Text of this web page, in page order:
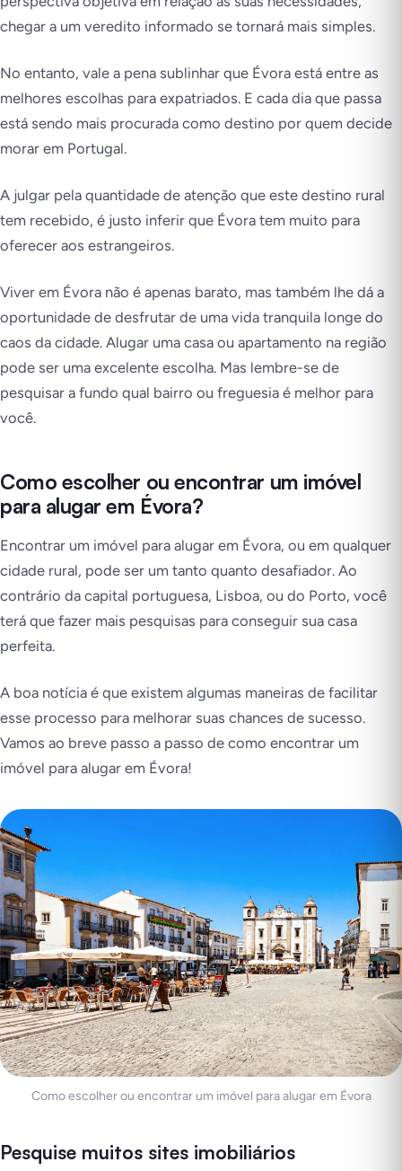
chegar a um veredito informado se tornará mais simples.
No entanto, vale a pena sublinhar que Évora está entre as
melhores escolhas para expatriados. E cada dia que passa
está sendo mais procurada como destino por quem decide
morar em Portugal.
A julgar pela quantidade de atenção que este destino rural
tem recebido, é justo inferir que Évora tem muito para
oferecer aos estrangeiros.
Viver em Évora não é apenas barato, mas também lhe dá a
oportunidade de desfrutar de uma vida tranquila longe do
caos da cidade. Alugar uma casa ou apartamento na região
pode ser uma excelente escolha. Mas lembre-se de
pesquisar a fundo qual bairro ou freguesia é melhor para
você.
Como escolher ou encontrar um imóvel
para alugar em Évora?
Encontrar um imóvel para alugar em Évora, ou em qualquer
cidade rural, pode ser um tanto quanto desafiador. Ao
contrário da capital portuguesa, Lisboa, ou do Porto, você
terá que fazer mais pesquisas para conseguir sua casa
perfeita.
A boa notícia é que existem algumas maneiras de facilitar
esse processo para melhorar suas chances de sucesso.
Vamos ao breve passo a passo de como encontrar um
imóvel para alugar em Évora!
Como escolher ou encontrar um imóvel para alugar em Évora
Pesquise muitos sites imobiliários